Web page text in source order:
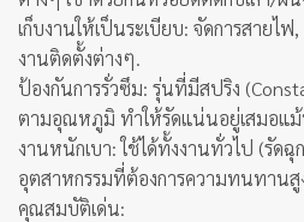
เก็บงานให้เป็นระเบียบ: จัดการสายไ
งานติดตั้งต่างๆ.
ป้องกันการรั่วซึม: รุ่นที่มีสปริง
ตามอุณหภูมิ ทำให้รัดแน่นอยู่เสมอแ
งานหนักเบา: ใช้ได้ทั้งงานทั่วไป (รัด
อุตสาหกรรมที่ต้องการความทนทานสู
คุณสมบัติเด่น: